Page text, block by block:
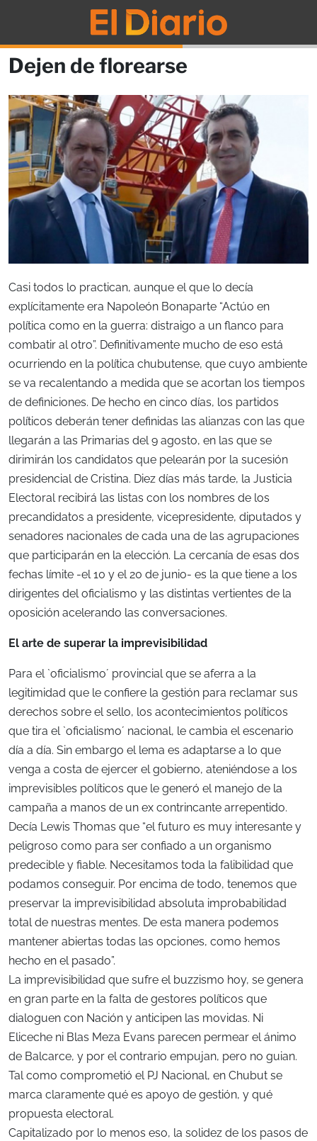
Dejen de florearse
Casi todos lo practican, aunque el que lo decía
explícitamente era Napoleón Bonaparte “Actúo en
política como en la guerra: distraigo a un flanco para
combatir al otro”. Definitivamente mucho de eso está
ocurriendo en la política chubutense, que cuyo ambiente
se va recalentando a medida que se acortan los tiempos
de definiciones. De hecho en cinco días, los partidos
políticos deberán tener definidas las alianzas con las que
llegarán a las Primarias del 9 agosto, en las que se
dirimirán los candidatos que pelearán por la sucesión
presidencial de Cristina. Diez días más tarde, la Justicia
Electoral recibirá las listas con los nombres de los
precandidatos a presidente, vicepresidente, diputados y
senadores nacionales de cada una de las agrupaciones
que participarán en la elección. La cercanía de esas dos
fechas límite -el 10 y el 20 de junio- es la que tiene a los
dirigentes del oficialismo y las distintas vertientes de la
oposición acelerando las conversaciones.
El arte de superar la imprevisibilidad
Para el `oficialismo´ provincial que se aferra a la
legitimidad que le confiere la gestión para reclamar sus
derechos sobre el sello, los acontecimientos políticos
que tira el `oficialismo´ nacional, le cambia el escenario
día a día. Sin embargo el lema es adaptarse a lo que
venga a costa de ejercer el gobierno, ateniéndose a los
imprevisibles políticos que le generó el manejo de la
campaña a manos de un ex contrincante arrepentido.
Decía Lewis Thomas que “el futuro es muy interesante y
peligroso como para ser confiado a un organismo
predecible y fiable. Necesitamos toda la falibilidad que
podamos conseguir. Por encima de todo, tenemos que
preservar la imprevisibilidad absoluta improbabilidad
total de nuestras mentes. De esta manera podemos
mantener abiertas todas las opciones, como hemos
hecho en el pasado”.
La imprevisibilidad que sufre el buzzismo hoy, se genera
en gran parte en la falta de gestores políticos que
dialoguen con Nación y anticipen las movidas. Ni
Eliceche ni Blas Meza Evans parecen permear el ánimo
de Balcarce, y por el contrario empujan, pero no guian.
Tal como comprometió el PJ Nacional, en Chubut se
marca claramente qué es apoyo de gestión, y qué
propuesta electoral.
Capitalizado por lo menos eso, la solidez de los pasos de